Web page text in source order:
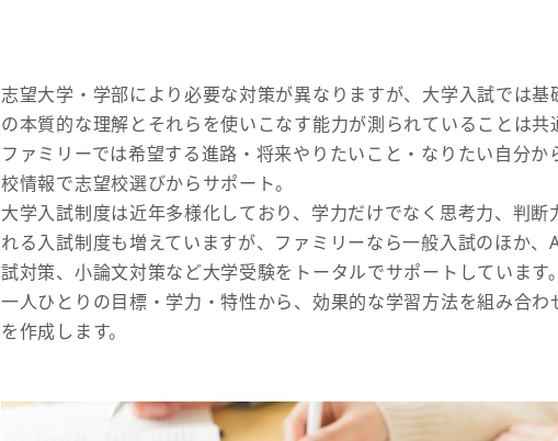
志望大学・学部により必要な対策が異なりますが、大学入試では
の本質的な理解とそれらを使いこなす能力が測られていることは共
ファミリーでは希望する進路・将来やりたいこと・なりたい自分か
校情報で志望校選びからサポート。
大学入試制度は近年多様化しており、学力だけでなく思考力、判断
れる入試制度も増えていますが、ファミリーなら一般入試のほか、
試対策、小論文対策など大学受験をトータルでサポートしています。
一人ひとりの目標・学力・特性から、効果的な学習方法を組み合わ
を作成します。